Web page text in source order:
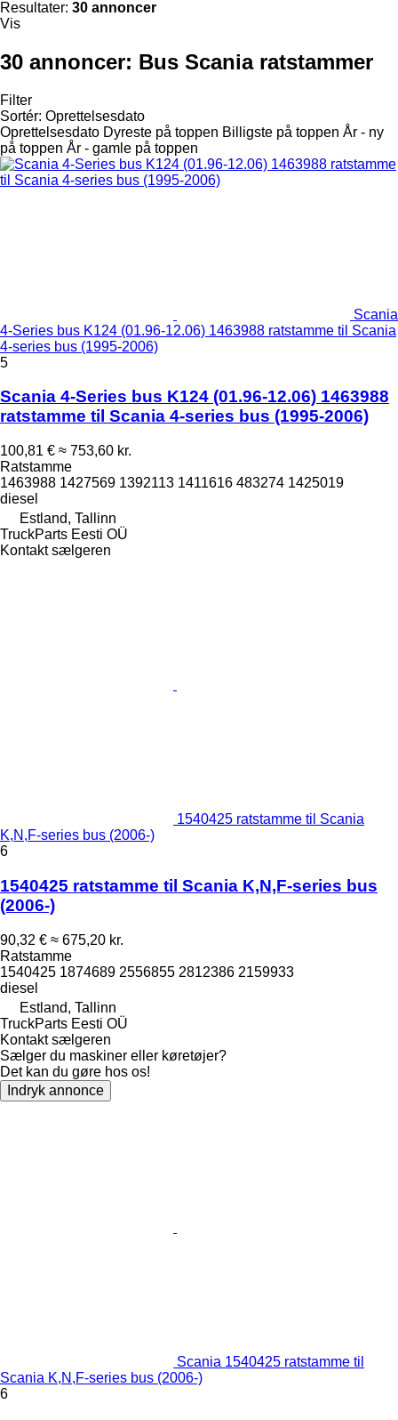
Resultater: 30 annoncer
Vis
30 annoncer: Bus Scania ratstammer
Filter
Sortér: Oprettelsesdato
Oprettelsesdato Dyreste på toppen Billigste på toppen År - ny
på toppen År - gamle på toppen
Scania
4-Series bus K124 (01.96-12.06) 1463988 ratstamme til Scania
4-series bus (1995-2006)
5
Scania 4-Series bus K124 (01.96-12.06) 1463988
ratstamme til Scania 4-series bus (1995-2006)
100,81 € ≈ 753,60 kr.
Ratstamme
1463988 1427569 1392113 1411616 483274 1425019
diesel
Estland, Tallinn
TruckParts Eesti OÜ
Kontakt sælgeren
1540425 ratstamme til Scania
K,N,F-series bus (2006-)
6
1540425 ratstamme til Scania K,N,F-series bus
(2006-)
90,32 € ≈ 675,20 kr.
Ratstamme
1540425 1874689 2556855 2812386 2159933
diesel
Estland, Tallinn
TruckParts Eesti OÜ
Kontakt sælgeren
Sælger du maskiner eller køretøjer?
Det kan du gøre hos os!
Indryk annonce
Scania 1540425 ratstamme til
Scania K,N,F-series bus (2006-)
6